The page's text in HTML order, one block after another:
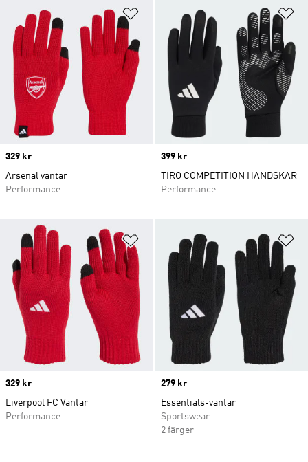
Lägg till på önskelistan
Price
329 kr
Arsenal vantar
Performance
Price
399 kr
TIRO COMPETITION HANDSKAR
Performance
Lägg till på önskelistan
Price
329 kr
Liverpool FC Vantar
Performance
Price
279 kr
Essentials-vantar
Sportswear
2 färger